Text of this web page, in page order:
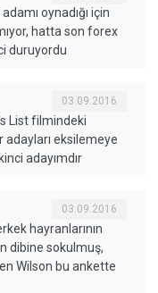
oynadığı için
hatta son forex
duruyordu
03.09.2016
List filmindeki
adayları eksilemeye
adayımdır
03.09.2016
hayranlarının
dibine sokulmuş,
Wilson bu ankette